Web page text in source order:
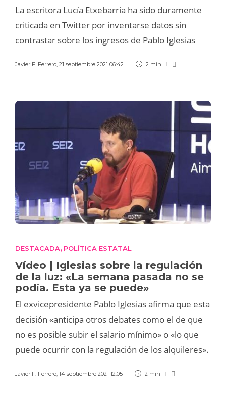
La escritora Lucía Etxebarría ha sido duramente
criticada en Twitter por inventarse datos sin
contrastar sobre los ingresos de Pablo Iglesias
Javier F. Ferrero, 21 septiembre 2021 06:42 2 min
DESTACADA, POLÍTICA ESTATAL
Vídeo | Iglesias sobre la regulación
de la luz: «La semana pasada no se
podía. Esta ya se puede»
El exvicepresidente Pablo Iglesias afirma que esta
decisión «anticipa otros debates como el de que
no es posible subir el salario mínimo» o «lo que
puede ocurrir con la regulación de los alquileres».
Javier F. Ferrero, 14 septiembre 2021 12:05 2 min